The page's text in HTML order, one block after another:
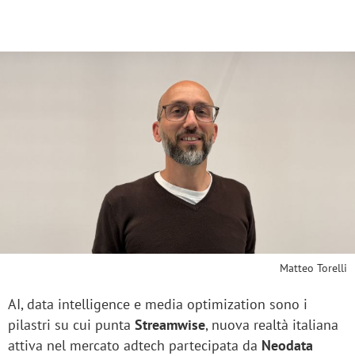
Matteo Torelli
AI, data intelligence e media optimization sono i
pilastri su cui punta Streamwise, nuova realtà italiana
attiva nel mercato adtech partecipata da Neodata